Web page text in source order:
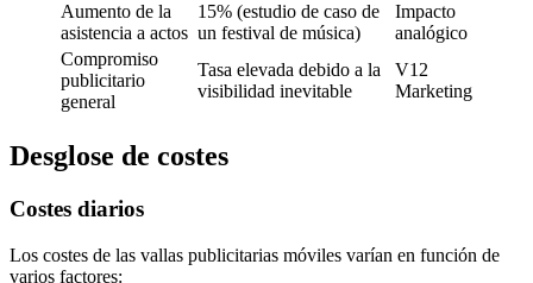
Aumento de la
asistencia a actos
15% (estudio de caso de
un festival de música)
Impacto
analógico
Compromiso
publicitario
general
Tasa elevada debido a la
visibilidad inevitable
V12
Marketing
Desglose de costes
Costes diarios
Los costes de las vallas publicitarias móviles varían en función de
varios factores: